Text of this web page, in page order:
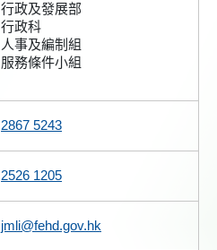
行政及發展部
行政科
人事及編制組
服務條件小組
2867 5243
2526 1205
jmli@fehd.gov.hk